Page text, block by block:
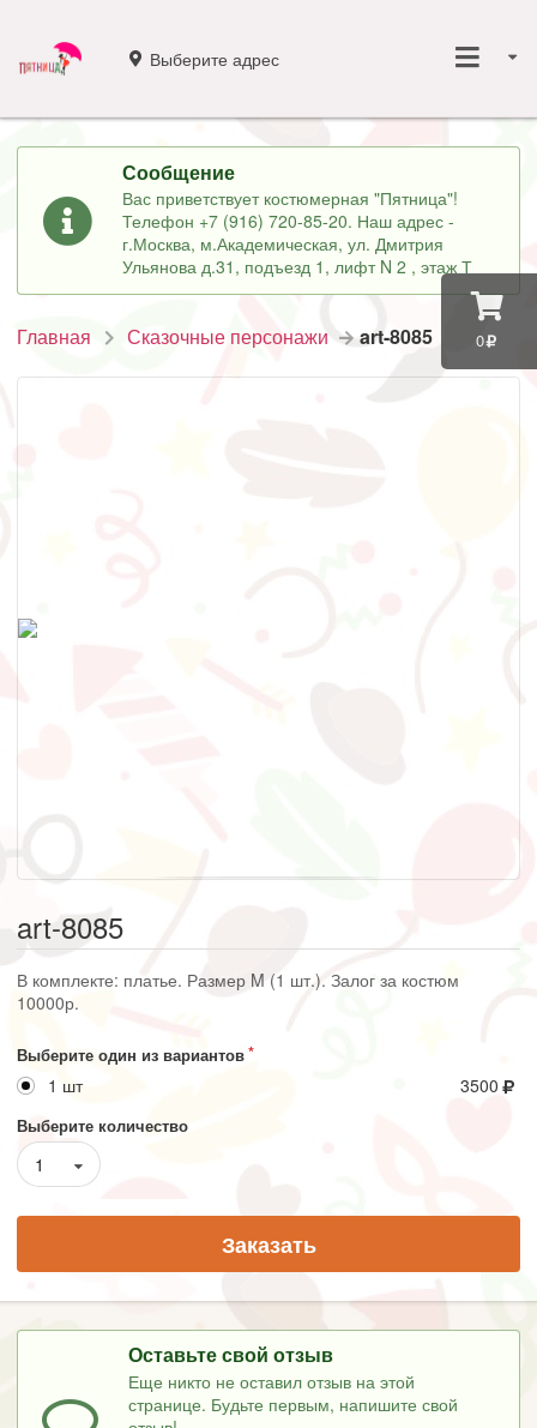
0
Выберите адрес
Сообщение
Вас приветствует костюмерная "Пятница"!
Телефон +7 (916) 720-85-20. Наш адрес -
г.Москва, м.Академическая, ул. Дмитрия
Ульянова д.31, подъезд 1, лифт N 2 , этаж Т
Главная Сказочные персонажи art-8085
art-8085
В комплекте: платье. Размер M (1 шт.). Залог за костюм
10000р.
Выберите один из вариантов
1 шт 3500
Выберите количество
1
Заказать
Оставьте свой отзыв
Еще никто не оставил отзыв на этой
странице. Будьте первым, напишите свой